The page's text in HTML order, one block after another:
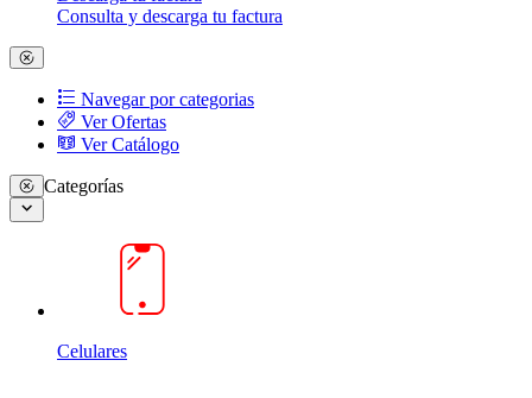
Consulta y descarga tu factura
Navegar por categorias
Ver Ofertas
Ver Catálogo
Categorías
Celulares